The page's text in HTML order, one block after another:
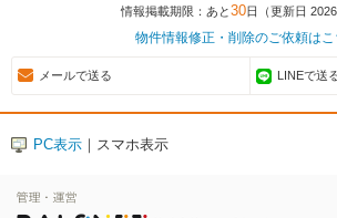
情報掲載期限：あと30日（更新日
物件情報修正・削除のご依頼はこ
メールで送る LINEで送
PC表示 ｜スマホ表示